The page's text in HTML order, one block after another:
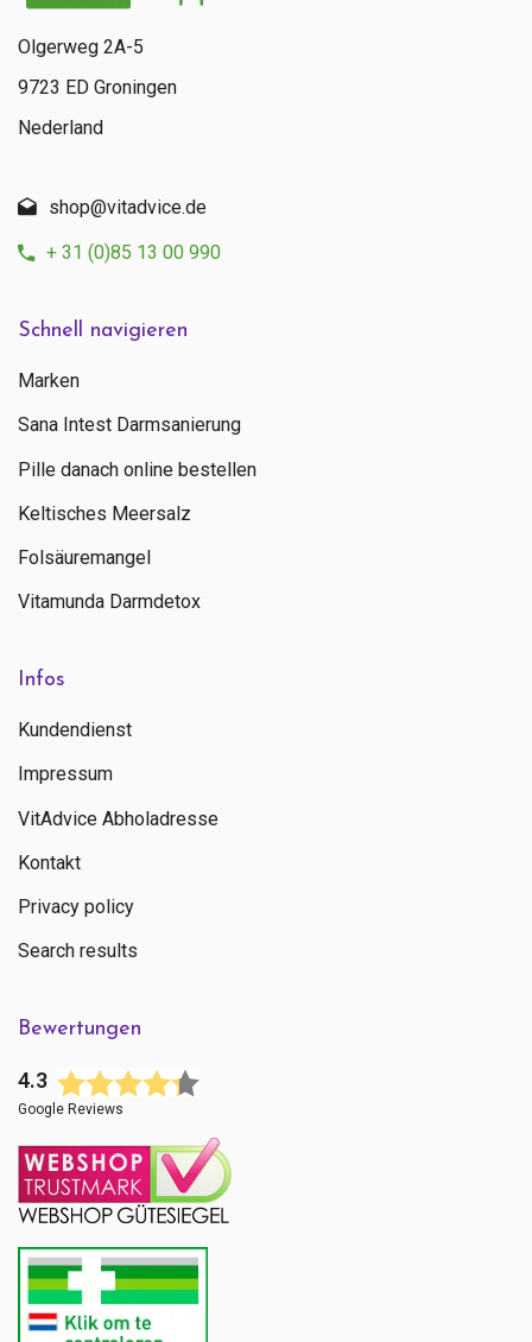
Schnell navigieren
Marken
Sana Intest Darmsanierung
Pille danach online bestellen
Keltisches Meersalz
Folsäuremangel
Vitamunda Darmdetox
Infos
Kundendienst
Impressum
VitAdvice Abholadresse
Kontakt
Privacy policy
Search results
Bewertungen
4.3
Google Reviews
Olgerweg 2A-5
9723 ED Groningen
Nederland
shop@vitadvice.de
+ 31 (0)85 13 00 990